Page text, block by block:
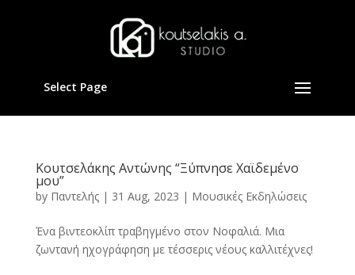
Select Page
Κουτσελάκης Αντώνης “Ξύπνησε Χαϊδεμένο
μου”
by Παντελής| 31 Aug, 2023 | Μουσικές Εκδηλώσεις
Ένα βιντεοκλίπ τραβηγμένο στον Νοφαλιά. Μια
ζωντανή ηχογράφηση με τέσσερις νέους καλλιτέχνες!